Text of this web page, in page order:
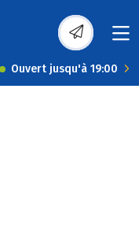
Ouvert jusqu'à 19:00